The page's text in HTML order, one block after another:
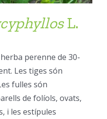
L.
perenne de 30-
Les tiges són
fulles són
de folíols, ovats,
i les estípules